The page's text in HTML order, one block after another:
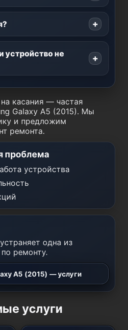
устройство не
касания — частая
Galaxy A5 (2015). Мы
и предложим
ремонта.
проблема
устройства
одна из
ремонту.
A5 (2015) — услуги
услуги